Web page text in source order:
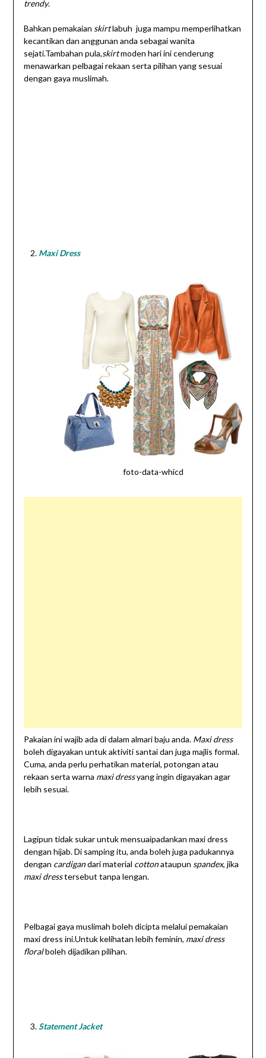
trendy.
Bahkan pemakaian skirtlabuh juga mampu memperlihatkan
kecantikan dan anggunan anda sebagai wanita
sejati.Tambahan pula,skirtmoden hari ini cenderung
menawarkan pelbagai rekaan serta pilihan yang sesuai
dengan gaya muslimah.
Maxi Dress
foto-data-whicd
Pakaian ini wajib ada di dalam almari baju anda. Maxi dress
boleh digayakan untuk aktiviti santai dan juga majlis formal.
Cuma, anda perlu perhatikan material, potongan atau
rekaan serta warna maxi dressyang ingin digayakan agar
lebih sesuai.
Lagipun tidak sukar untuk mensuaipadankan maxi dress
dengan hijab. Di samping itu, anda boleh juga padukannya
dengan cardigandari material cottonataupun spandex, jika
maxi dresstersebut tanpa lengan.
Pelbagai gaya muslimah boleh dicipta melalui pemakaian
maxi dress ini.Untuk kelihatan lebih feminin, maxi dress
floralboleh dijadikan pilihan.
Statement Jacket